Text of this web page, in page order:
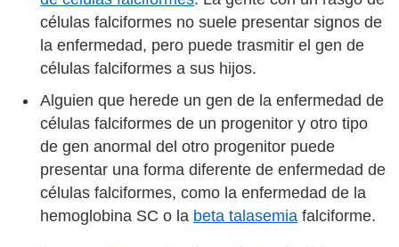
células falciformes no suele presentar signos de
la enfermedad, pero puede trasmitir el gen de
células falciformes a sus hijos.
Alguien que herede un gen de la enfermedad de
células falciformes de un progenitor y otro tipo
de gen anormal del otro progenitor puede
presentar una forma diferente de enfermedad de
células falciformes, como la enfermedad de la
hemoglobina SC o la beta talasemia falciforme.